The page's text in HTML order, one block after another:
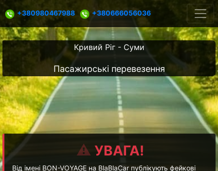
+380980467988 +380666056036
Кривий Ріг - Суми
Пасажирські перевезення
⚠️ УВАГА!
Від імені BON-VOYAGE на BlaBlaCar публікують фейкові